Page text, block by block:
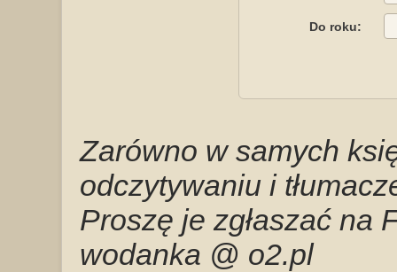
Do roku:
Zarówno w samych
odczytywaniu i
Proszę je zgłaszać na
wodanka @ o2.pl